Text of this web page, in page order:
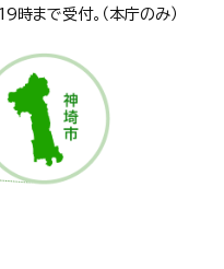
まで受付。（本庁のみ）